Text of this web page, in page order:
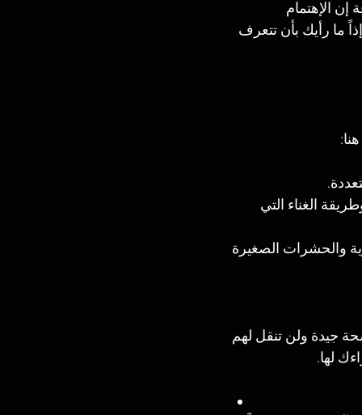
إن الإهتمام
ما رأيك بأن تتعرف
الغناء التي
والحشرات الصغيرة
جيدة ولن تنقل لهم
لها.